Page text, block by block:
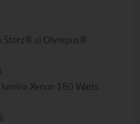
Storz® și Olympus®
Xenon 180 Watts